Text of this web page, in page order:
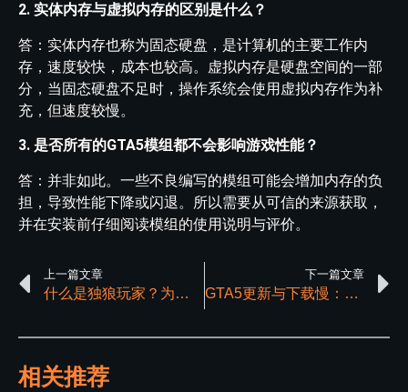
2. 实体内存与虚拟内存的区别是什么？
答：实体内存也称为固态硬盘，是计算机的主要工作内
存，速度较快，成本也较高。虚拟内存是硬盘空间的一部
分，当固态硬盘不足时，操作系统会使用虚拟内存作为补
充，但速度较慢。
3. 是否所有的GTA5模组都不会影响游戏性能？
答：并非如此。一些不良编写的模组可能会增加内存的负
担，导致性能下降或闪退。所以需要从可信的来源获取，
并在安装前仔细阅读模组的使用说明与评价。
上一篇文章
什么是独狼玩家？为什么GTA5中那么多独狼玩家
下一篇文章
GTA5更新与下载慢：提升下载速度方法
相关推荐